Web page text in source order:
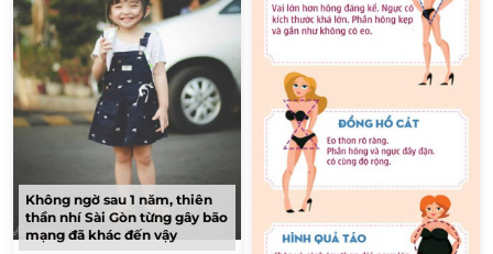
Không ngờ sau 1 năm, thiên
thần nhí Sài Gòn từng gây bão
mạng đã khác đến vậy